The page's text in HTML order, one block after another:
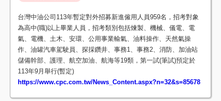
台灣中油公司113年暫定對外招募新進僱用人員959名，招考對象
為高中(職)以上畢業人員，招考類別包括煉製、機械、儀電、電
氣、電機、土木、安環、公用事業輸氣、油料操作、天然氣操
作、油罐汽車駕駛員、探採鑽井、事務1、事務2、消防、加油站
儲備幹部、護理、航空加油、航海等19類，第一試(筆試)預定於
113年9月舉行(暫定)
https://www.cpc.com.tw/News_Content.aspx?n=32&s=85678